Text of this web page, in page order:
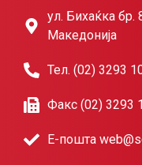
ул. Бихаќка бр.
Македонија
Тел. (02) 3293
Факс (02) 3293
Е-пошта